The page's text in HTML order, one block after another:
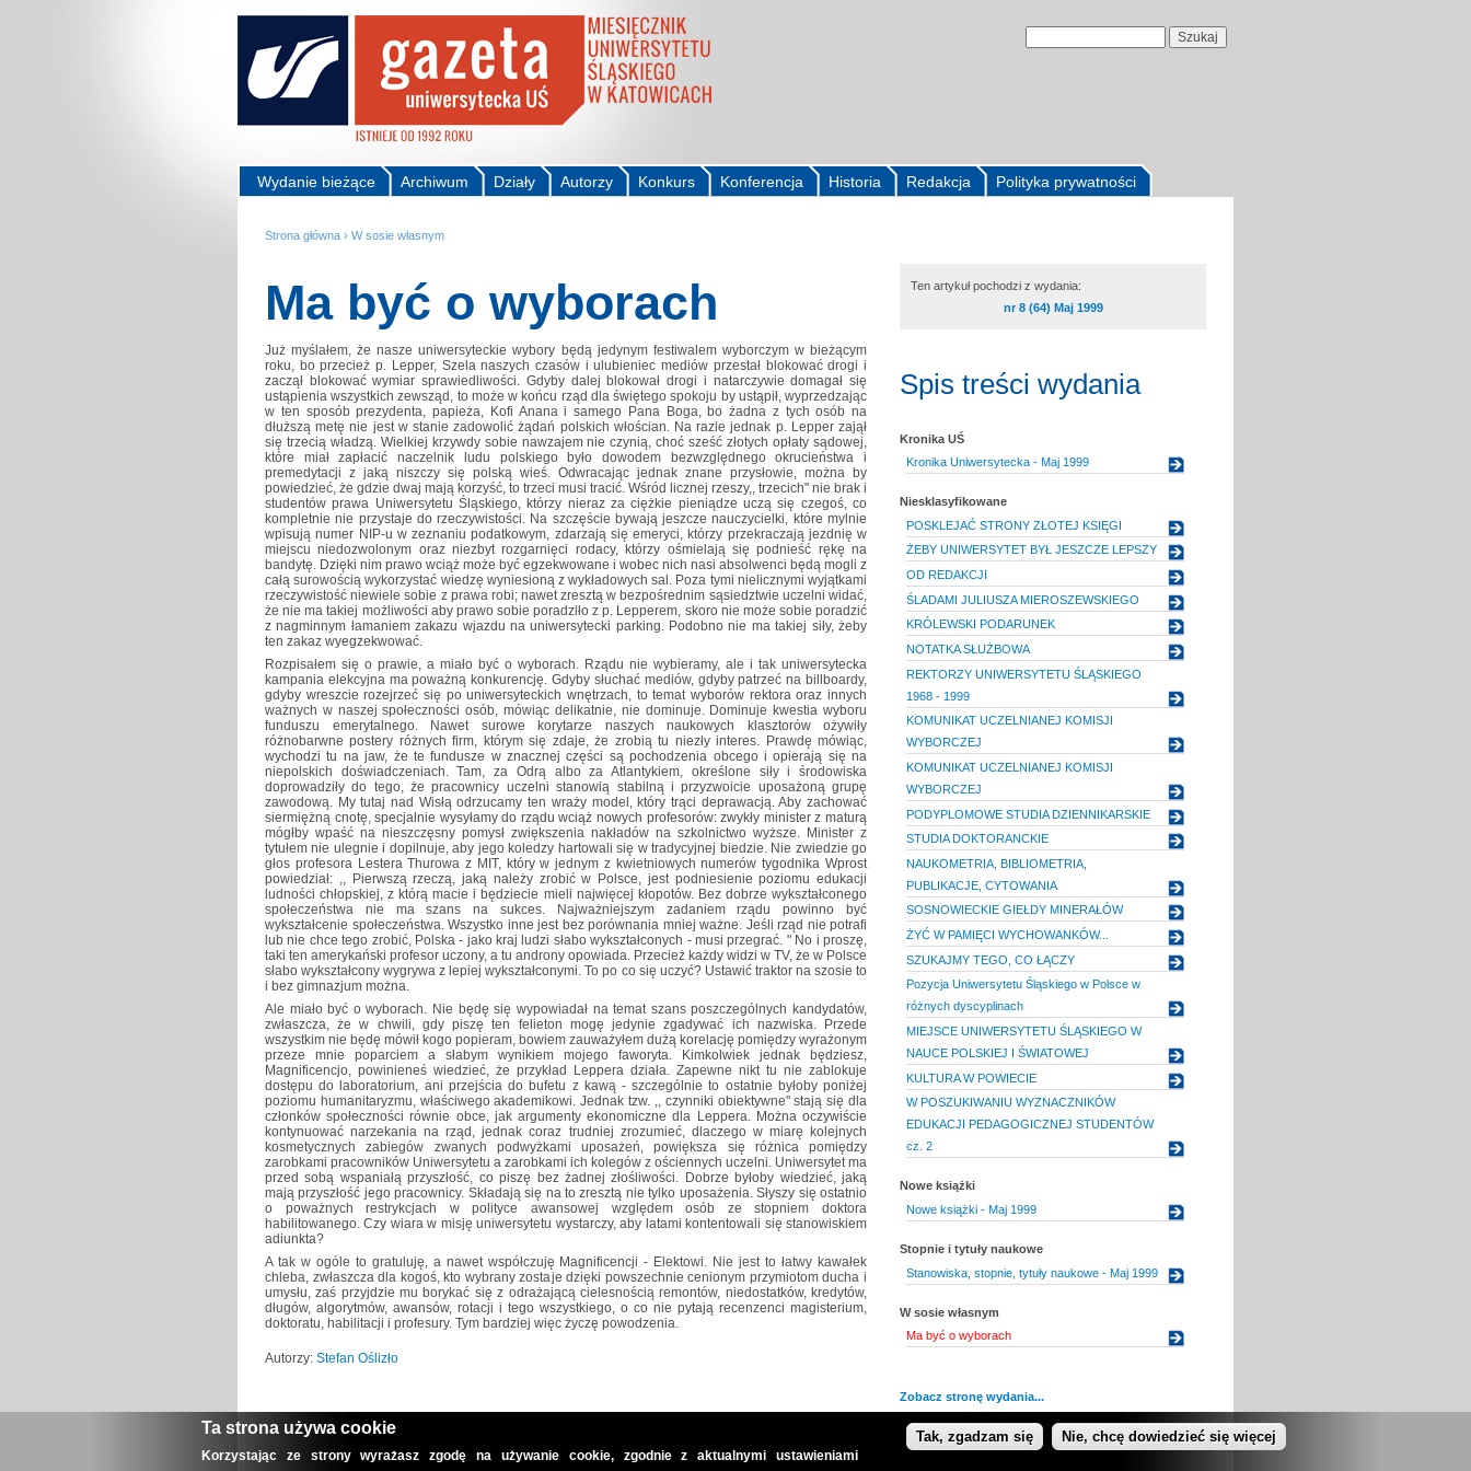
Polityka prywatności
Redakcja
Historia
Konferencja
Konkurs
Autorzy
Działy
Archiwum
Wydanie bieżące
Strona główna › W sosie własnym
Ma być o wyborach
Już myślałem, że nasze uniwersyteckie wybory będą jedynym festiwalem wyborczym w bieżącym
roku, bo przecież p. Lepper, Szela naszych czasów i ulubieniec mediów przestał blokować drogi i
zaczął blokować wymiar sprawiedliwości. Gdyby dalej blokował drogi i natarczywie domagał się
ustąpienia wszystkich zewsząd, to może w końcu rząd dla świętego spokoju by ustąpił, wyprzedzając
w ten sposób prezydenta, papieża, Kofi Anana i samego Pana Boga, bo żadna z tych osób na
dłuższą metę nie jest w stanie zadowolić żądań polskich włościan. Na razie jednak p. Lepper zajął
się trzecią władzą. Wielkiej krzywdy sobie nawzajem nie czynią, choć sześć złotych opłaty sądowej,
które miał zapłacić naczelnik ludu polskiego było dowodem bezwzględnego okrucieństwa i
premedytacji z jaką niszczy się polską wieś. Odwracając jednak znane przysłowie, można by
powiedzieć, że gdzie dwaj mają korzyść, to trzeci musi tracić. Wśród licznej rzeszy,, trzecich" nie brak i
studentów prawa Uniwersytetu Śląskiego, którzy nieraz za ciężkie pieniądze uczą się czegoś, co
kompletnie nie przystaje do rzeczywistości. Na szczęście bywają jeszcze nauczycielki, które mylnie
wpisują numer NIP-u w zeznaniu podatkowym, zdarzają się emeryci, którzy przekraczają jezdnię w
miejscu niedozwolonym oraz niezbyt rozgarnięci rodacy, którzy ośmielają się podnieść rękę na
bandytę. Dzięki nim prawo wciąż może być egzekwowane i wobec nich nasi absolwenci będą mogli z
całą surowością wykorzystać wiedzę wyniesioną z wykładowych sal. Poza tymi nielicznymi wyjątkami
rzeczywistość niewiele sobie z prawa robi; nawet zresztą w bezpośrednim sąsiedztwie uczelni widać,
że nie ma takiej możliwości aby prawo sobie poradziło z p. Lepperem, skoro nie może sobie poradzić
z nagminnym łamaniem zakazu wjazdu na uniwersytecki parking. Podobno nie ma takiej siły, żeby
ten zakaz wyegzekwować.
Rozpisałem się o prawie, a miało być o wyborach. Rządu nie wybieramy, ale i tak uniwersytecka
kampania elekcyjna ma poważną konkurencję. Gdyby słuchać mediów, gdyby patrzeć na billboardy,
gdyby wreszcie rozejrzeć się po uniwersyteckich wnętrzach, to temat wyborów rektora oraz innych
ważnych w naszej społeczności osób, mówiąc delikatnie, nie dominuje. Dominuje kwestia wyboru
funduszu emerytalnego. Nawet surowe korytarze naszych naukowych klasztorów ożywiły
różnobarwne postery różnych firm, którym się zdaje, że zrobią tu niezły interes. Prawdę mówiąc,
wychodzi tu na jaw, że te fundusze w znacznej części są pochodzenia obcego i opierają się na
niepolskich doświadczeniach. Tam, za Odrą albo za Atlantykiem, określone siły i środowiska
doprowadziły do tego, że pracownicy uczelni stanowią stabilną i przyzwoicie uposażoną grupę
zawodową. My tutaj nad Wisłą odrzucamy ten wraży model, który trąci deprawacją. Aby zachować
siermiężną cnotę, specjalnie wysyłamy do rządu wciąż nowych profesorów: zwykły minister z maturą
mógłby wpaść na nieszczęsny pomysł zwiększenia nakładów na szkolnictwo wyższe. Minister z
tytułem nie ulegnie i dopilnuje, aby jego koledzy hartowali się w tradycyjnej biedzie. Nie zwiedzie go
głos profesora Lestera Thurowa z MIT, który w jednym z kwietniowych numerów tygodnika Wprost
powiedział: ,, Pierwszą rzeczą, jaką należy zrobić w Polsce, jest podniesienie poziomu edukacji
ludności chłopskiej, z którą macie i będziecie mieli najwięcej kłopotów. Bez dobrze wykształconego
społeczeństwa nie ma szans na sukces. Najważniejszym zadaniem rządu powinno być
wykształcenie społeczeństwa. Wszystko inne jest bez porównania mniej ważne. Jeśli rząd nie potrafi
lub nie chce tego zrobić, Polska - jako kraj ludzi słabo wykształconych - musi przegrać. " No i proszę,
taki ten amerykański profesor uczony, a tu androny opowiada. Przecież każdy widzi w TV, że w Polsce
słabo wykształcony wygrywa z lepiej wykształconymi. To po co się uczyć? Ustawić traktor na szosie to
i bez gimnazjum można.
Ale miało być o wyborach. Nie będę się wypowiadał na temat szans poszczególnych kandydatów,
zwłaszcza, że w chwili, gdy piszę ten felieton mogę jedynie zgadywać ich nazwiska. Przede
wszystkim nie będę mówił kogo popieram, bowiem zauważyłem dużą korelację pomiędzy wyrażonym
przeze mnie poparciem a słabym wynikiem mojego faworyta. Kimkolwiek jednak będziesz,
Magnificencjo, powinieneś wiedzieć, że przykład Leppera działa. Zapewne nikt tu nie zablokuje
dostępu do laboratorium, ani przejścia do bufetu z kawą - szczególnie to ostatnie byłoby poniżej
poziomu humanitaryzmu, właściwego akademikowi. Jednak tzw. ,, czynniki obiektywne" stają się dla
członków społeczności równie obce, jak argumenty ekonomiczne dla Leppera. Można oczywiście
kontynuować narzekania na rząd, jednak coraz trudniej zrozumieć, dlaczego w miarę kolejnych
kosmetycznych zabiegów zwanych podwyżkami uposażeń, powiększa się różnica pomiędzy
zarobkami pracowników Uniwersytetu a zarobkami ich kolegów z ościennych uczelni. Uniwersytet ma
przed sobą wspaniałą przyszłość, co piszę bez żadnej złośliwości. Dobrze byłoby wiedzieć, jaką
mają przyszłość jego pracownicy. Składają się na to zresztą nie tylko uposażenia. Słyszy się ostatnio
o poważnych restrykcjach w polityce awansowej względem osób ze stopniem doktora
habilitowanego. Czy wiara w misję uniwersytetu wystarczy, aby latami kontentowali się stanowiskiem
adiunkta?
A tak w ogóle to gratuluję, a nawet współczuję Magnificencji - Elektowi. Nie jest to łatwy kawałek
chleba, zwłaszcza dla kogoś, kto wybrany zostaje dzięki powszechnie cenionym przymiotom ducha i
umysłu, zaś przyjdzie mu borykać się z odrażającą cielesnością remontów, niedostatków, kredytów,
długów, algorytmów, awansów, rotacji i tego wszystkiego, o co nie pytają recenzenci magisterium,
doktoratu, habilitacji i profesury. Tym bardziej więc życzę powodzenia.
Autorzy: Stefan Oślizło
Ten artykuł pochodzi z wydania:
nr 8 (64) Maj 1999
Spis treści wydania
Kronika UŚ
Kronika Uniwersytecka - Maj 1999
Niesklasyfikowane
POSKLEJAĆ STRONY ZŁOTEJ KSIĘGI
ŻEBY UNIWERSYTET BYŁ JESZCZE LEPSZY
OD REDAKCJI
ŚLADAMI JULIUSZA MIEROSZEWSKIEGO
KRÓLEWSKI PODARUNEK
NOTATKA SŁUŻBOWA
REKTORZY UNIWERSYTETU ŚLĄSKIEGO
1968 - 1999
KOMUNIKAT UCZELNIANEJ KOMISJI
WYBORCZEJ
KOMUNIKAT UCZELNIANEJ KOMISJI
WYBORCZEJ
PODYPLOMOWE STUDIA DZIENNIKARSKIE
STUDIA DOKTORANCKIE
NAUKOMETRIA, BIBLIOMETRIA,
PUBLIKACJE, CYTOWANIA
SOSNOWIECKIE GIEŁDY MINERAŁÓW
ŻYĆ W PAMIĘCI WYCHOWANKÓW...
SZUKAJMY TEGO, CO ŁĄCZY
Pozycja Uniwersytetu Śląskiego w Polsce w
różnych dyscyplinach
MIEJSCE UNIWERSYTETU ŚLĄSKIEGO W
NAUCE POLSKIEJ I ŚWIATOWEJ
KULTURA W POWIECIE
W POSZUKIWANIU WYZNACZNIKÓW
EDUKACJI PEDAGOGICZNEJ STUDENTÓW
cz. 2
Nowe książki
Nowe książki - Maj 1999
Stopnie i tytuły naukowe
Stanowiska, stopnie, tytuły naukowe - Maj 1999
W sosie własnym
Ma być o wyborach
Zobacz stronę wydania...
Ta strona używa cookie
Korzystając ze strony wyrażasz zgodę na używanie cookie, zgodnie z aktualnymi ustawieniami
Tak, zgadzam się Nie, chcę dowiedzieć się więcej